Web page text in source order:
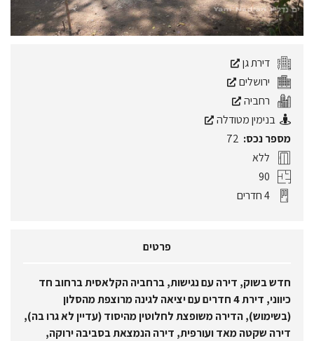
דירת גן
ירושלים
רחביה
בנימין מטודלה
מספר נכס: 72
ללא
90
4 חדרים
פרטים
חדש בשוק, דירה עם נגישות, ברחביה הקלאסית ברחוב חד
כיווני, דירת 4 חדרים עם יציאה לגינה מרוצפת מהסלון
(בשימוש), הדירה משופצת לחלוטין מהיסוד (עדיין לא גרו בה),
דירה שקטה מאד ועורפית, דירה הנמצאת בסביבה ירוקה,